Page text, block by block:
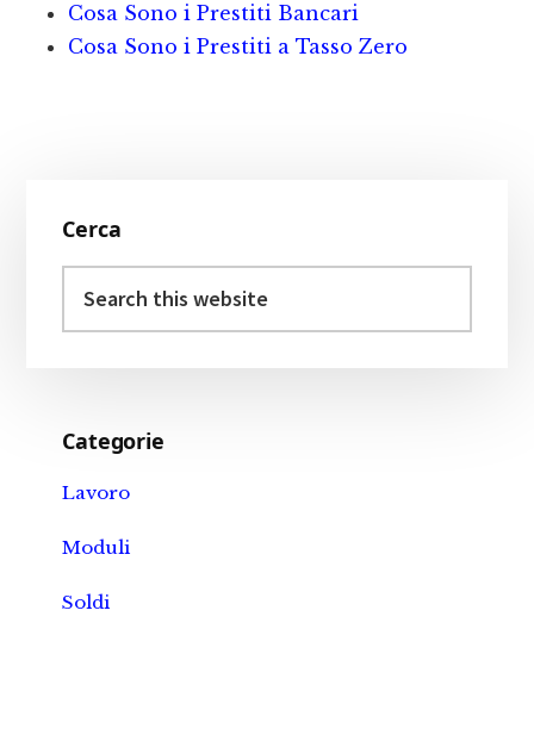
Cosa Sono i Prestiti Bancari
Cosa Sono i Prestiti a Tasso Zero
Sidebar
Cerca
this
Categorie
Lavoro
Moduli
Soldi